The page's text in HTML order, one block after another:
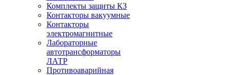
Комплекты защиты КЗ
Контакторы вакуумные
Контакторы
электромагнитные
Лабораторные
автотрансформаторы
ЛАТР
Противоаварийная